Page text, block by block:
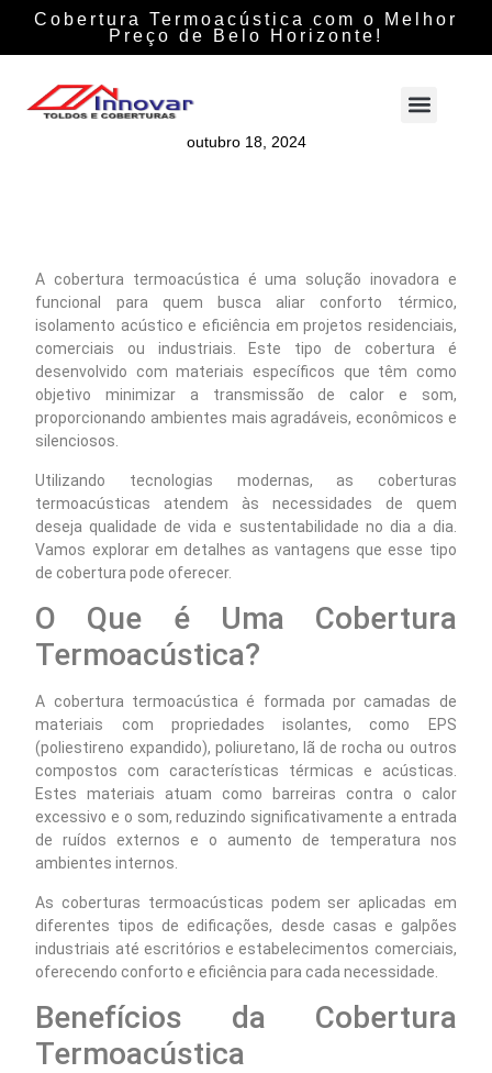
Cobertura Termoacústica com o Melhor
Preço de Belo Horizonte!
outubro 18, 2024
A cobertura termoacústica é uma solução inovadora e
funcional para quem busca aliar conforto térmico,
isolamento acústico e eficiência em projetos residenciais,
comerciais ou industriais. Este tipo de cobertura é
desenvolvido com materiais específicos que têm como
objetivo minimizar a transmissão de calor e som,
proporcionando ambientes mais agradáveis, econômicos e
silenciosos.
Utilizando tecnologias modernas, as coberturas
termoacústicas atendem às necessidades de quem
deseja qualidade de vida e sustentabilidade no dia a dia.
Vamos explorar em detalhes as vantagens que esse tipo
de cobertura pode oferecer.
O Que é Uma Cobertura
Termoacústica?
A cobertura termoacústica é formada por camadas de
materiais com propriedades isolantes, como EPS
(poliestireno expandido), poliuretano, lã de rocha ou outros
compostos com características térmicas e acústicas.
Estes materiais atuam como barreiras contra o calor
excessivo e o som, reduzindo significativamente a entrada
de ruídos externos e o aumento de temperatura nos
ambientes internos.
As coberturas termoacústicas podem ser aplicadas em
diferentes tipos de edificações, desde casas e galpões
industriais até escritórios e estabelecimentos comerciais,
oferecendo conforto e eficiência para cada necessidade.
Benefícios da Cobertura
Termoacústica